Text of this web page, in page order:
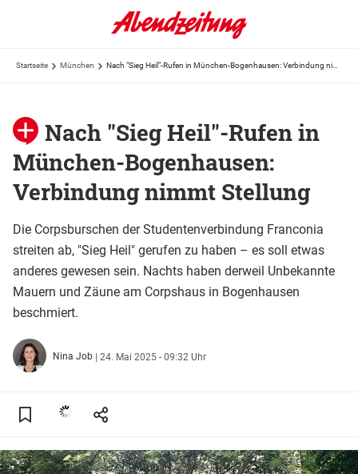
Startseite München
Nach "Sieg Heil"-Rufen in
München-Bogenhausen:
Verbindung nimmt Stellung
Die Corpsburschen der Studentenverbindung Franconia
streiten ab, "Sieg Heil" gerufen zu haben – es soll etwas
anderes gewesen sein. Nachts haben derweil Unbekannte
Mauern und Zäune am Corpshaus in Bogenhausen
beschmiert.
Nina Job | 24. Mai 2025 - 09:32 Uhr